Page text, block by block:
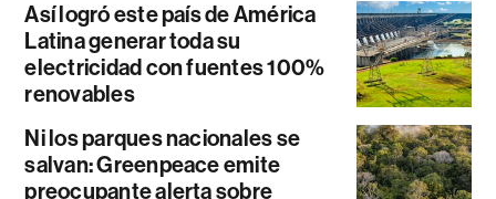
Así logró este país de América
Latina generar toda su
electricidad con fuentes 100%
renovables
Ni los parques nacionales se
salvan: Greenpeace emite
preocupante alerta sobre